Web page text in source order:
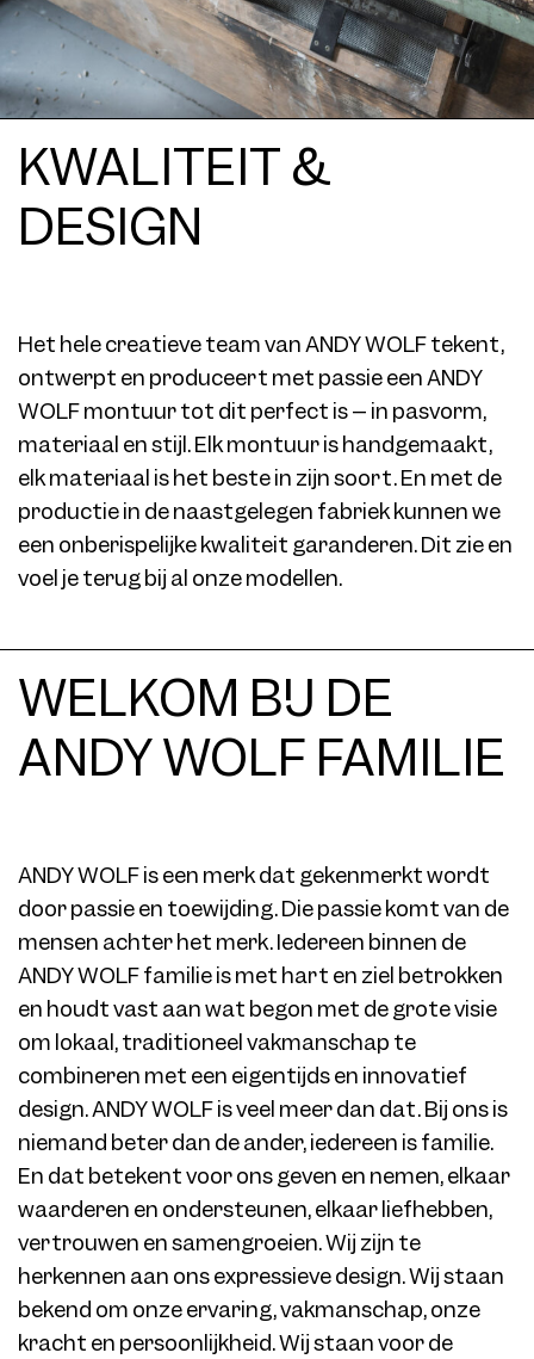
KWALITEIT &
DESIGN
Het hele creatieve team van ANDY WOLF tekent,
ontwerpt en produceert met passie een ANDY
WOLF montuur tot dit perfect is – in pasvorm,
materiaal en stijl. Elk montuur is handgemaakt,
elk materiaal is het beste in zijn soort. En met de
productie in de naastgelegen fabriek kunnen we
een onberispelijke kwaliteit garanderen. Dit zie en
voel je terug bij al onze modellen.
WELKOM BIJ DE
ANDY WOLF FAMILIE
ANDY WOLF is een merk dat gekenmerkt wordt
door passie en toewijding. Die passie komt van de
mensen achter het merk. Iedereen binnen de
ANDY WOLF familie is met hart en ziel betrokken
en houdt vast aan wat begon met de grote visie
om lokaal, traditioneel vakmanschap te
combineren met een eigentijds en innovatief
design. ANDY WOLF is veel meer dan dat. Bij ons is
niemand beter dan de ander, iedereen is familie.
En dat betekent voor ons geven en nemen, elkaar
waarderen en ondersteunen, elkaar liefhebben,
vertrouwen en samengroeien. Wij zijn te
herkennen aan ons expressieve design. Wij staan
bekend om onze ervaring, vakmanschap, onze
kracht en persoonlijkheid. Wij staan voor de